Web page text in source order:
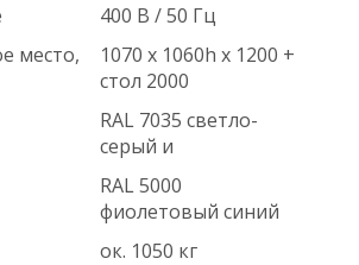
400 В / 50 Гц
место,
1070 х 1060h х 1200 +
стол 2000
RAL 7035 светло-
серый и
RAL 5000
фиолетовый синий
ок. 1050 кг